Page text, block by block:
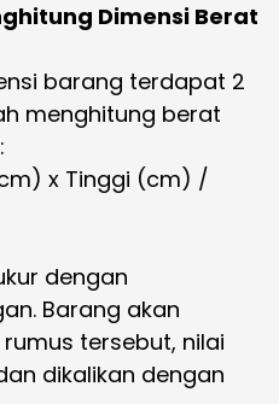
Dimensi Berat
barang terdapat 2
menghitung berat
x Tinggi (cm) /
dengan
Barang akan
tersebut, nilai
dikalikan dengan